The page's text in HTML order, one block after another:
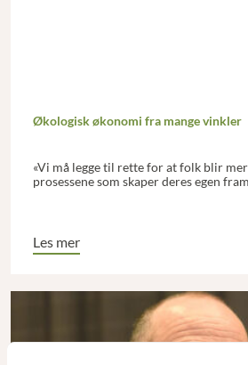
Økologisk økonomi fra mange vinkler
«Vi må legge til rette for at folk blir
prosessene som skaper deres egen
Les mer